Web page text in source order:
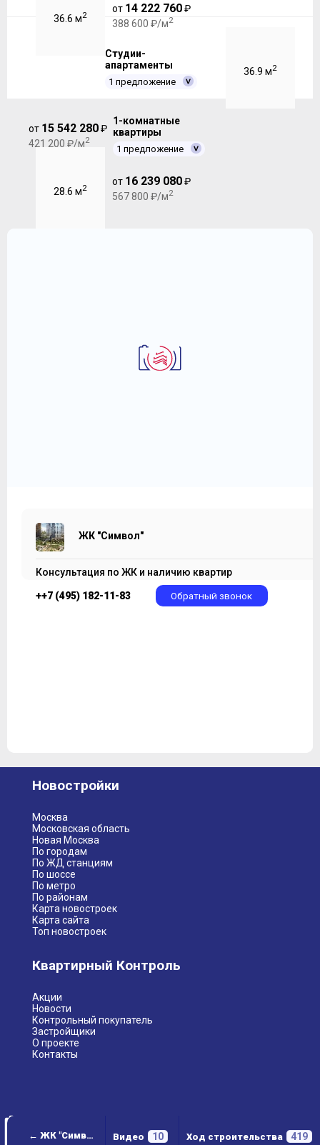
← ЖК "Символ" Видео 10 Ход строительства 419
36.6 м2
от 14 222 760₽
388 600 ₽/м2
Студии-
апартаменты
1 предложение
36.9 м2
от 15 542 280₽
421 200 ₽/м2
1-комнатные
квартиры
1 предложение
28.6 м2
от 16 239 080₽
567 800 ₽/м2
ЖК "Символ"
Консультация по ЖК и наличию квартир
++7 (495) 182-11-83 Обратный звонок
Новостройки
Москва
Московская область
Новая Москва
По городам
По ЖД станциям
По шоссе
По метро
По районам
Карта новостроек
Карта сайта
Топ новостроек
Квартирный Контроль
Акции
Новости
Контрольный покупатель
Застройщики
О проекте
Контакты